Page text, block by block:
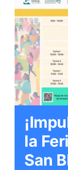
Actividades
Itinerarios
Mediateca
Buscar:
la
San